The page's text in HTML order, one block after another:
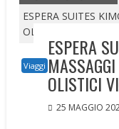
ESPERA SUITES
OLISTICI VISTA MARE
Viaggi
ESPERA
OLISTICI
25 MAGGIO